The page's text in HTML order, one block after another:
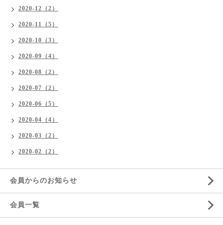
2020-12（2）
2020-11（5）
2020-10（3）
2020-09（4）
2020-08（2）
2020-07（2）
2020-06（5）
2020-04（4）
2020-03（2）
2020-02（2）
会員からのお知らせ
会員一覧